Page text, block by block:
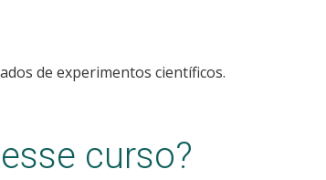
de experimentos científicos.
curso?